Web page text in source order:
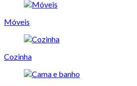
Móveis
Cozinha